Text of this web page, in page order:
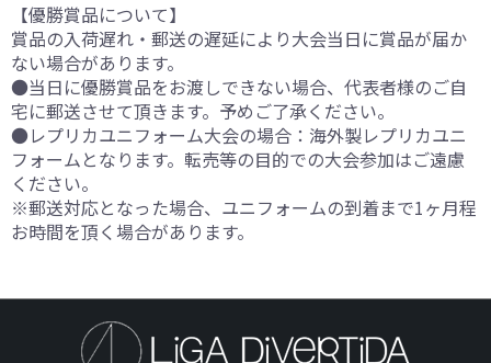
【優勝賞品について】
賞品の入荷遅れ・郵送の遅延により大会当日に賞品が届か
ない場合があります。
●当日に優勝賞品をお渡しできない場合、代表者様のご自
宅に郵送させて頂きます。予めご了承ください。
●レプリカユニフォーム大会の場合：海外製レプリカユニ
フォームとなります。転売等の目的での大会参加はご遠慮
ください。
※郵送対応となった場合、ユニフォームの到着まで1ヶ月程
お時間を頂く場合があります。